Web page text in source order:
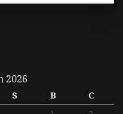
2026
S B
C